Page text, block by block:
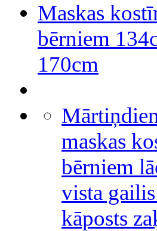
Maskas
bērniem
170cm
maskas
bērniem
vista
kāposts